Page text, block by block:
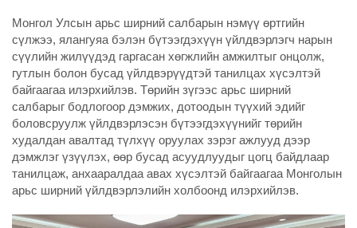
Монгол Улсын арьс ширний салбарын нэмүү өртгийн
сүлжээ, ялангуяа бэлэн бүтээгдэхүүн үйлдвэрлэгч нарын
сүүлийн жилүүдэд гаргасан хөгжлийн амжилтыг онцолж,
гутлын болон бусад үйлдвэрүүдтэй танилцах хүсэлтэй
байгаагаа илэрхийлэв. Төрийн зүгээс арьс ширний
салбарыг бодлогоор дэмжих, дотоодын түүхий эдийг
боловсруулж үйлдвэрлэсэн бүтээгдэхүүнийг төрийн
худалдан авалтад түлхүү оруулах зэрэг ажлууд дээр
дэмжлэг үзүүлэх, өөр бусад асуудлуудыг цогц байдлаар
танилцаж, анхааралдаа авах хүсэлтэй байгаагаа Монголын
арьс ширний үйлдвэрлэлийн холбоонд илэрхийлэв.